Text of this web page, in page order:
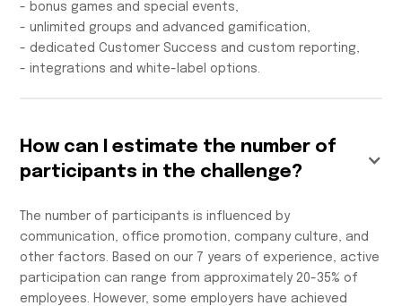
- bonus games and special events,
- unlimited groups and advanced gamification,
- dedicated Customer Success and custom reporting,
- integrations and white-label options.
How can I estimate the number of
participants in the challenge?
The number of participants is influenced by
communication, office promotion, company culture, and
other factors. Based on our 7 years of experience, active
participation can range from approximately 20-35% of
employees. However, some employers have achieved